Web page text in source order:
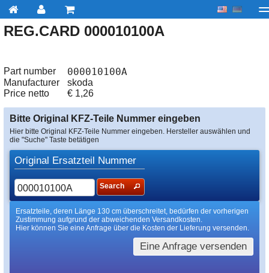
My account zur Kasse Über uns
REG.CARD 000010100A
Part number 000010100A
Manufacturer
skoda
Price netto
€ 1,26
Bitte Original KFZ-Teile Nummer eingeben
Hier bitte Original KFZ-Teile Nummer eingeben. Hersteller auswählen und
die "Suche" Taste betätigen
Original Ersatzteil Nummer
Search
Ersatzteile, deren Länge 130 cm überschreitet, bedürfen der vorherigen
Zustimmung aufgrund der abweichenden Versandkosten.
Hier können Sie eine Anfrage über die Kosten der Lieferung versenden.
Eine Anfrage versenden